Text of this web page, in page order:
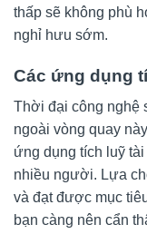
thấp sẽ không phù
nghỉ hưu sớm.
Các ứng dụng
Thời đại công nghệ
ngoài vòng quay
ứng dụng tích luỹ
nhiều người. Lựa
và đạt được mục
bạn càng nên cẩn